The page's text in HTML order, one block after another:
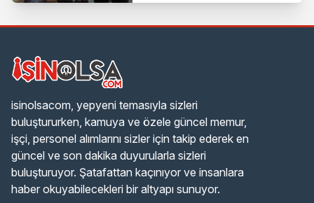
isinolsacom, yepyeni temasıyla sizleri
buluştururken, kamuya ve özele güncel memur,
işçi, personel alımlarını sizler için takip ederek en
güncel ve son dakika duyurularla sizleri
buluşturuyor. Şatafattan kaçınıyor ve insanlara
haber okuyabilecekleri bir altyapı sunuyor.